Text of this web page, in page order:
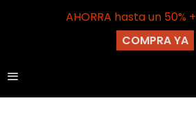
AHORRA hasta un 50% +
COMPRA YA